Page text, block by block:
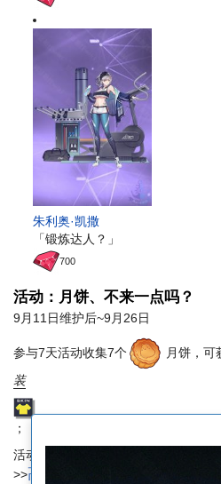
朱利奥·凯撒
「锻炼达人？」
700
活动：月饼、不来一点吗？
9月11日维护后~9月26日
参与7天活动收集7个 月饼，可
装
；
活动就是翻牌小游戏，喜欢玩这个小
>>高仿翻牌游戏